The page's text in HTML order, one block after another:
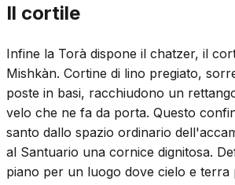
Il cortile
Infine la Torà dispone il chatzer, il
Mishkàn. Cortine di lino pregiato,
poste in basi, racchiudono un
velo che ne fa da porta. Questo
santo dallo spazio ordinario
al Santuario una cornice dignitosa.
piano per un luogo dove cielo e terra